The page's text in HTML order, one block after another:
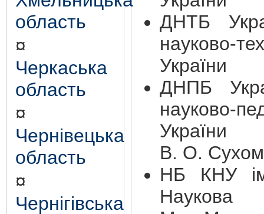
область
¤
Черкаська
область
¤
Чернівецька
область
¤
Чернігівська
ДНТБ
науково-
України
ДНПБ
науково-
В. О.
НБ КНУ
Наукова